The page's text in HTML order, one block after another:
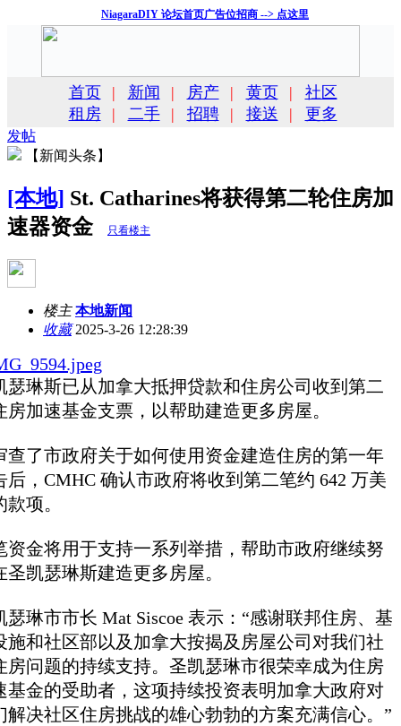
NiagaraDIY 论坛首页广告位招商 --> 点这里
首页 | 新闻 | 房产 | 黄页 |
社区
租房
| 二手 | 招聘 | 接送 | 更多
发帖
【新闻头条】
[本地] St. Catharines将获得第二轮住房加
速器资金
只看楼主
楼主 本地新闻
收藏2025-3-26 12:28:39
瑟琳斯已从加拿大抵押贷款和住房公司收到第二
房加速基金支票，以帮助建造更多房屋。
查了市政府关于如何使用资金建造住房的第一年
后，CMHC 确认市政府将收到第二笔约 642 万美
款项。
资金将用于支持一系列举措，帮助市政府继续努
圣凯瑟琳斯建造更多房屋。
瑟琳市市长 Mat Siscoe 表示：“感谢联邦住房、基
施和社区部以及加拿大按揭及房屋公司对我们社
房问题的持续支持。圣凯瑟琳市很荣幸成为住房
基金的受助者，这项持续投资表明加拿大政府对
解决社区住房挑战的雄心勃勃的方案充满信心。”